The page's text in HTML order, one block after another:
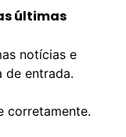
últimas
notícias e
de entrada.
corretamente.